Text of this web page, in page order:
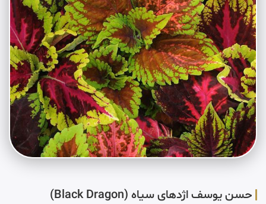
حسن یوسف اژدهای سیاه (Black Dragon)